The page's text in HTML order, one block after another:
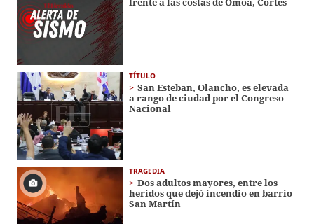
TÍTULO
San Esteban, Olancho, es elevada
a rango de ciudad por el Congreso
Nacional
TRAGEDIA
Dos adultos mayores, entre los
heridos que dejó incendio en barrio
San Martín